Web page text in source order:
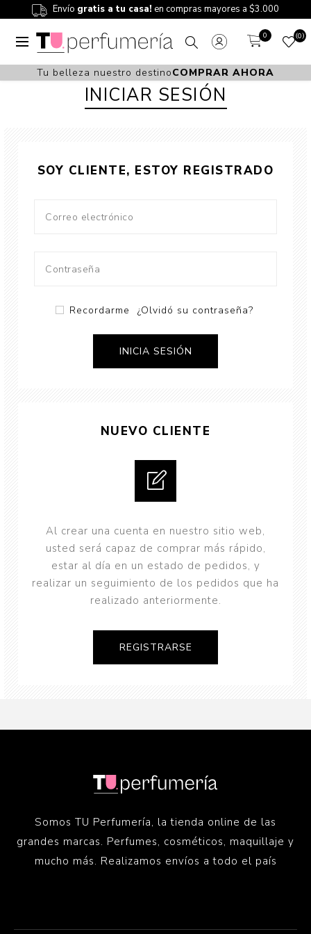
Envío gratis a tu casa! en compras mayores a $3.000
0 0
Tu belleza nuestro destinoCOMPRAR AHORA
INICIAR SESIÓN
SOY CLIENTE, ESTOY REGISTRADO
Recordarme ¿Olvidó su contraseña?
NUEVO CLIENTE
Al crear una cuenta en nuestro sitio web,
usted será capaz de comprar más rápido,
estar al día en un estado de pedidos, y
realizar un seguimiento de los pedidos que ha
realizado anteriormente.
Somos TU Perfumería, la tienda online de las
grandes marcas. Perfumes, cosméticos, maquillaje y
mucho más. Realizamos envíos a todo el país